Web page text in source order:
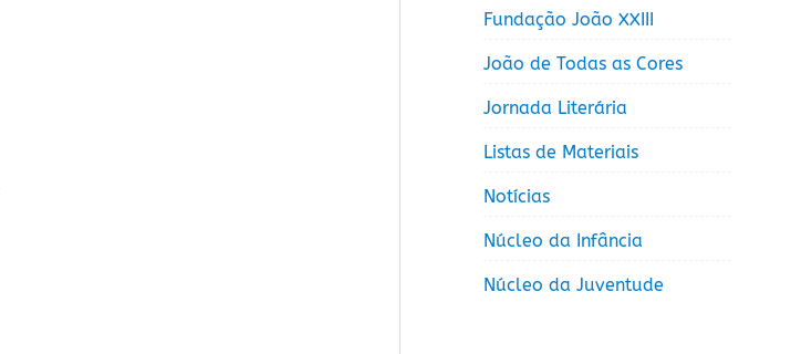
Fundação João XXIII
João de Todas as Cores
Jornada Literária
Listas de Materiais
Notícias
Núcleo da Infância
Núcleo da Juventude